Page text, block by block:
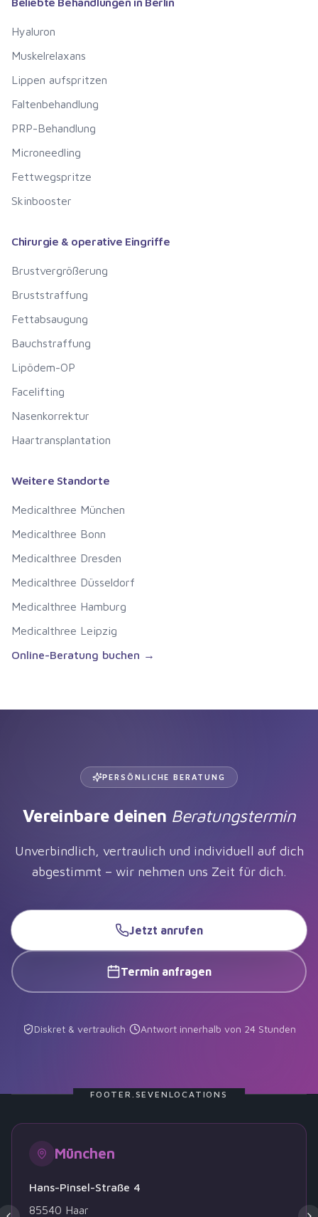
Hyaluron
Muskelrelaxans
Lippen aufspritzen
Faltenbehandlung
PRP-Behandlung
Microneedling
Fettwegspritze
Skinbooster
Chirurgie & operative Eingriffe
Brustvergrößerung
Bruststraffung
Fettabsaugung
Bauchstraffung
Lipödem-OP
Facelifting
Nasenkorrektur
Haartransplantation
Weitere Standorte
Medicalthree München
Medicalthree Bonn
Medicalthree Dresden
Medicalthree Düsseldorf
Medicalthree Hamburg
Medicalthree Leipzig
Online-Beratung buchen →
PERSÖNLICHE BERATUNG
Vereinbare deinen Beratungstermin
Unverbindlich, vertraulich und individuell auf dich
abgestimmt – wir nehmen uns Zeit für dich.
Jetzt anrufen
Termin anfragen
Diskret & vertraulich· Antwort innerhalb von 24 Stunden
FOOTER.SEVENLOCATIONS
München
Hans-Pinsel-Straße 4
85540 Haar